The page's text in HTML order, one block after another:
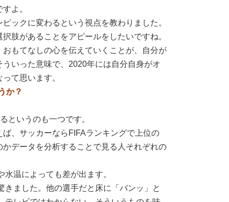
よ。
ックに変わるという視点を教わりました。
肢があることをアピールをしたいですね。
もてなしの心を伝えていくことが、自分が
いった意味で、2020年には自分自身がオ
て思います。
か？
というのも一つです。
、サッカーならFIFAランキングで上位の
データを分析することで見る人それぞれの
温によっても差が出ます。
ました。他の選手だと床に「バンッ」と